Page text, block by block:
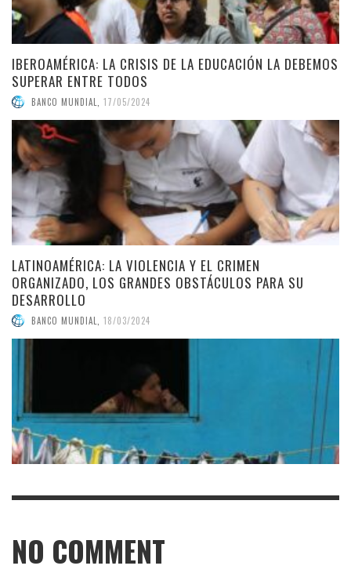
IBEROAMÉRICA: LA CRISIS DE LA EDUCACIÓN LA DEBEMOS
SUPERAR ENTRE TODOS
BANCO MUNDIAL 17/05/2024
LATINOAMÉRICA: LA VIOLENCIA Y EL CRIMEN
ORGANIZADO, LOS GRANDES OBSTÁCULOS PARA SU
DESARROLLO
BANCO MUNDIAL 18/03/2024
NO COMMENT